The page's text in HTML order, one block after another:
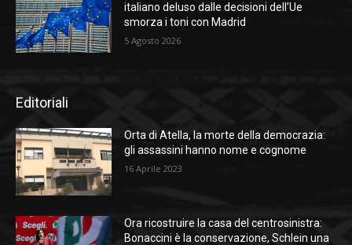
italiano deluso dalle decisioni dell’Ue
smorza i toni con Madrid
5 Agosto 2026
Editoriali
Orta di Atella, la morte della democrazia:
gli assassini hanno nome e cognome
16 Aprile 2023
Ora ricostruire la casa del centrosinistra:
Bonaccini è la conservazione, Schlein una